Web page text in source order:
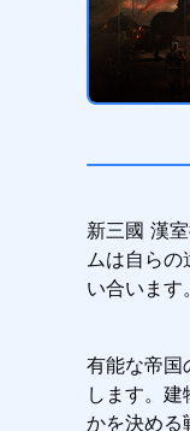
新三國 漢
ムは自ら
い合います
有能な帝国
します。
かを決める